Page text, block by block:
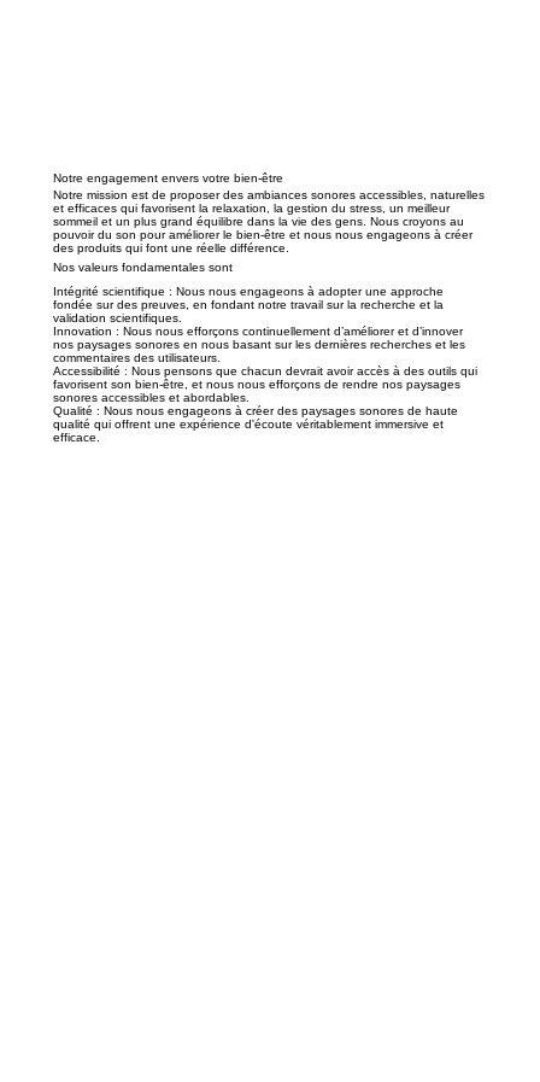
Notre engagement envers votre bien-être
Notre mission est de proposer des ambiances sonores accessibles, naturelles
et efficaces qui favorisent la relaxation, la gestion du stress, un meilleur
sommeil et un plus grand équilibre dans la vie des gens. Nous croyons au
pouvoir du son pour améliorer le bien-être et nous nous engageons à créer
des produits qui font une réelle différence.
Nos valeurs fondamentales sont
Intégrité scientifique : Nous nous engageons à adopter une approche
fondée sur des preuves, en fondant notre travail sur la recherche et la
validation scientifiques.
Innovation : Nous nous efforçons continuellement d’améliorer et d’innover
nos paysages sonores en nous basant sur les dernières recherches et les
commentaires des utilisateurs.
Accessibilité : Nous pensons que chacun devrait avoir accès à des outils qui
favorisent son bien-être, et nous nous efforçons de rendre nos paysages
sonores accessibles et abordables.
Qualité : Nous nous engageons à créer des paysages sonores de haute
qualité qui offrent une expérience d'écoute véritablement immersive et
efficace.